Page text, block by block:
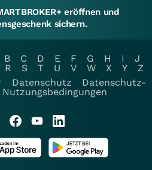
eröffnen und
sichern.
B C D E F G H I
J
R S T U V W X Y
Z
Datenschutz
Datenschutz-
Nutzungsbedingungen